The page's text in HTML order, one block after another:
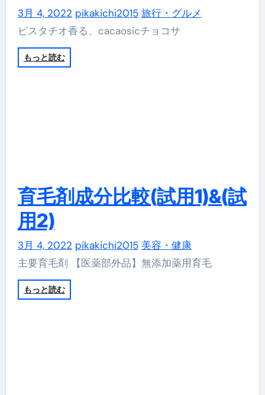
3月 4, 2022 pikakichi2015 旅行・グルメ
ピスタチオ香る、cacaosicチョコサ
もっと読む
育毛剤成分比較(試用1)&(試
用2)
3月 4, 2022 pikakichi2015 美容・健康
主要育毛剤 【医薬部外品】無添加薬用育毛
もっと読む